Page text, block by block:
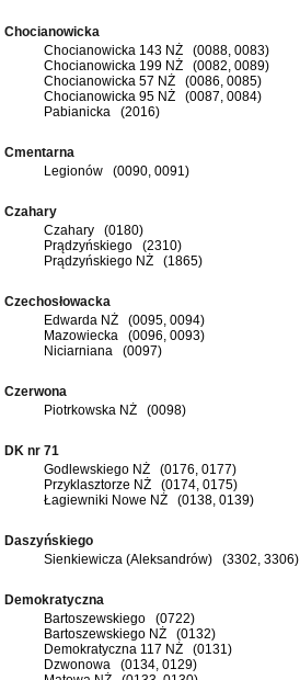
Chocianowicka
Chocianowicka 143 NŻ (0088, 0083)
Chocianowicka 199 NŻ (0082, 0089)
Chocianowicka 57 NŻ (0086, 0085)
Chocianowicka 95 NŻ (0087, 0084)
Pabianicka (2016)
Cmentarna
Legionów (0090, 0091)
Czahary
Czahary (0180)
Prądzyńskiego (2310)
Prądzyńskiego NŻ (1865)
Czechosłowacka
Edwarda NŻ (0095, 0094)
Mazowiecka (0096, 0093)
Niciarniana (0097)
Czerwona
Piotrkowska NŻ (0098)
DK nr 71
Godlewskiego NŻ (0176, 0177)
Przyklasztorze NŻ (0174, 0175)
Łagiewniki Nowe NŻ (0138, 0139)
Daszyńskiego
Sienkiewicza (Aleksandrów) (3302, 3306)
Demokratyczna
Bartoszewskiego (0722)
Bartoszewskiego NŻ (0132)
Demokratyczna 117 NŻ (0131)
Dzwonowa (0134, 0129)